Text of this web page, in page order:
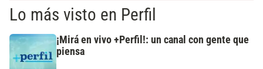
Lo más visto en Perfil
¡Mirá en vivo +Perfil!: un canal con gente que
piensa